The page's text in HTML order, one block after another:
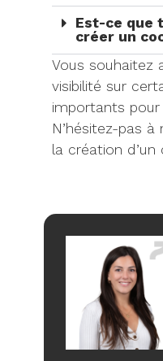
Est-ce que
créer un
Vous souhaitez
visibilité sur
importants
N’hésitez-pas
la création d’un